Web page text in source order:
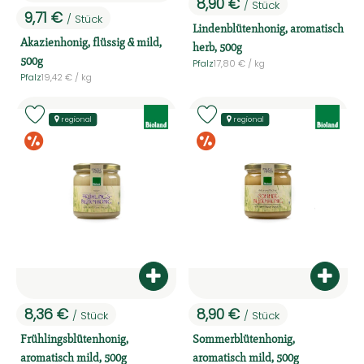
, Preis:
9,71 € / Stück
Akazienhonig, flüssig & mild,
500g
, Herkunft:
Pfalz, Referenzpreis:
19,42 € / kg
, Preis:
8,90 € / Stück
Lindenblütenhonig, aromatisch
herb, 500g
, Herkunft:
Pfalz, Referenzpreis:
17,80 € / kg
, Preis:
8,36 € / Stück
Frühlingsblütenhonig,
aromatisch mild, 500g
Produkt zum Warenkorb
Sonderangebote
regional
Produkt zu Favouriten hinzufügen
, Preis:
8,90 € / Stück
Sommerblütenhonig,
aromatisch mild, 500g
regional
Produkt zu Favouriten